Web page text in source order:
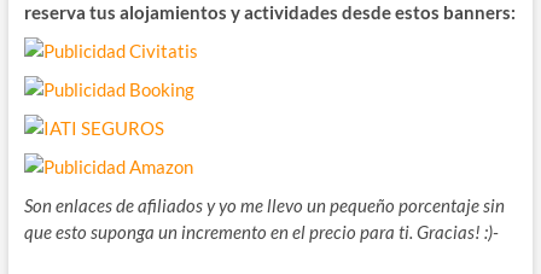
reserva tus alojamientos y actividades desde estos banners:
Son enlaces de afiliados y yo me llevo un pequeño porcentaje sin
que esto suponga un incremento en el precio para ti. Gracias! :)-